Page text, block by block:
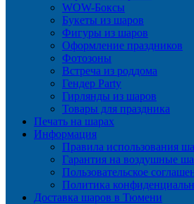
WOW-Боксы
Букеты из шаров
Фигуры из шаров
Оформление праздников
Фотозоны
Встреча из роддома
Гендер Party
Гирлянды из шаров
Товары для праздника
Печать на шарах
Информация
Правила использования
Гарантия на воздушные
Пользовательское
Политика
Доставка шаров в Тюмени